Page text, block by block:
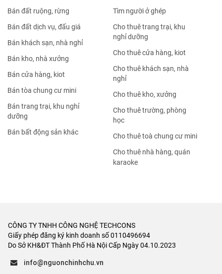
Bán đất ruộng, rừng
Bán đất dịch vụ, đấu giá
Bán khách sạn, nhà nghỉ
Bán kho, nhà xưởng
Bán cửa hàng, kiot
Bán tòa chung cư mini
Bán trang trại, khu nghỉ
dưỡng
Bán bất động sản khác
Tìm người ở ghép
Cho thuê trang trại, khu
nghỉ dưỡng
Cho thuê cửa hàng, kiot
Cho thuê khách sạn, nhà
nghỉ
Cho thuê kho, xưởng
Cho thuê trường, phòng
học
Cho thuê toà chung cư mini
Cho thuê nhà hàng, quán
karaoke
CÔNG TY TNHH CÔNG NGHỆ TECHCONS
Giấy phép đăng ký kinh doanh số 0110496694
Do Sở KH&ĐT Thành Phố Hà Nội Cấp Ngày 04.10.2023
info@nguonchinhchu.vn